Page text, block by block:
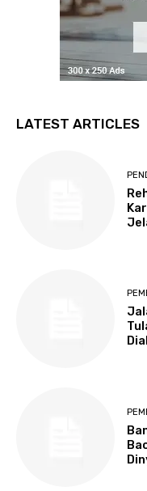
LATEST ARTICLES